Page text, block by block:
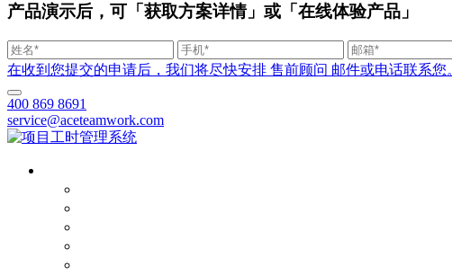
产品演示后，可「获取方案详情」或「在线体验产品」
在收到您提交的申请后，我们将尽快安排 售前顾问 邮件或电话联系您
400 869 8691
service@aceteamwork.com